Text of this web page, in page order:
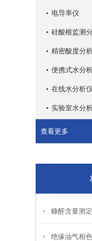
电导率仪
硅酸根监测
精密酸度分
便携式水分
在线水分析
实验室水分
查看更多
糠醛含量测
绝缘油气相